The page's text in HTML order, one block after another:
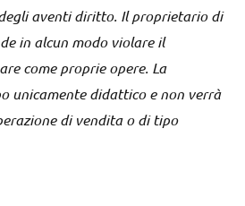
aventi diritto. Il proprietario di
in alcun modo violare il
come proprie opere. La
unicamente didattico e non verrà
di vendita o di tipo